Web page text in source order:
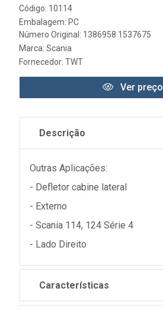
Código: 10114
Embalagem: PC
Número Original: 1386958 1537675
Marca: Scania
Fornecedor: TWT
Ver preço
Descrição
Outras Aplicações:
- Defletor cabine lateral
- Externo
- Scania 114, 124 Série 4
- Lado Direito
Características